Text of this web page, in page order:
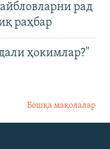
рад
раҳбар
ҳокимлар?"
Бошқа мақолалар